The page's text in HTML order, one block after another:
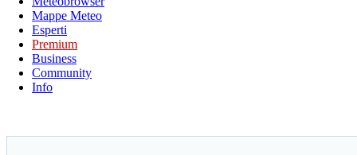
Mappe Meteo
Esperti
Premium
Business
Community
Info